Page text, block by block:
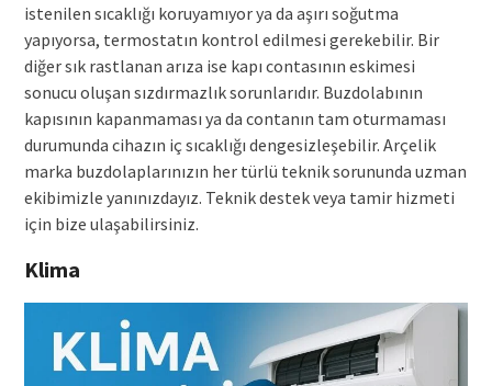
istenilen sıcaklığı koruyamıyor ya da aşırı soğutma
yapıyorsa, termostatın kontrol edilmesi gerekebilir. Bir
diğer sık rastlanan arıza ise kapı contasının eskimesi
sonucu oluşan sızdırmazlık sorunlarıdır. Buzdolabının
kapısının kapanmaması ya da contanın tam oturmaması
durumunda cihazın iç sıcaklığı dengesizleşebilir. Arçelik
marka buzdolaplarınızın her türlü teknik sorununda uzman
ekibimizle yanınızdayız. Teknik destek veya tamir hizmeti
için bize ulaşabilirsiniz.
Klima